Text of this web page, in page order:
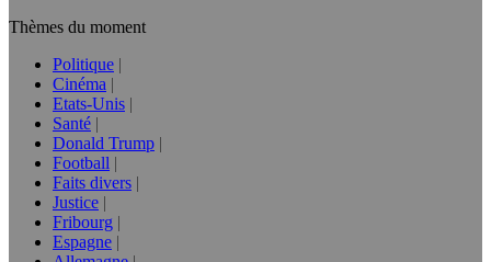
Thèmes du moment
Politique
Cinéma
Etats-Unis
Santé
Donald Trump
Football
Faits divers
Justice
Fribourg
Espagne